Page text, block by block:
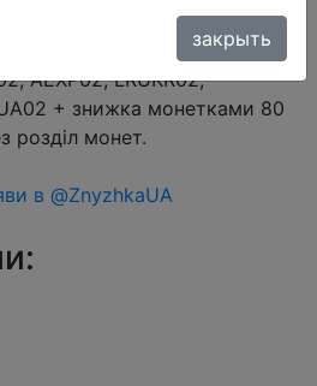
$12 (16.67%) → AEUA2,
AEXP02, LRUKR02,
+ знижка монетками 80
розділ монет.
в @ZnyzhkaUA
закрыть